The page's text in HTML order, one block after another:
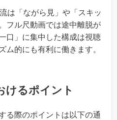
は「ながら見」や「スキッ
フル尺動画では途中離脱が
口」に集中した構成は視聴
ム的にも有利に働きます。
けるポイント
る際のポイントは以下の通